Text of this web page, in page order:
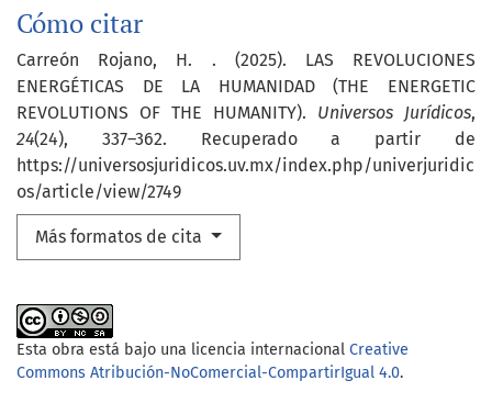
Cómo citar
Carreón Rojano, H. . (2025). LAS REVOLUCIONES
ENERGÉTICAS DE LA HUMANIDAD (THE ENERGETIC
REVOLUTIONS OF THE HUMANITY). Universos Jurídicos,
24(24), 337–362. Recuperado a partir de
https://universosjuridicos.uv.mx/index.php/univerjuridic
os/article/view/2749
Más formatos de cita
Esta obra está bajo una licencia internacional Creative
Commons Atribución-NoComercial-CompartirIgual 4.0.